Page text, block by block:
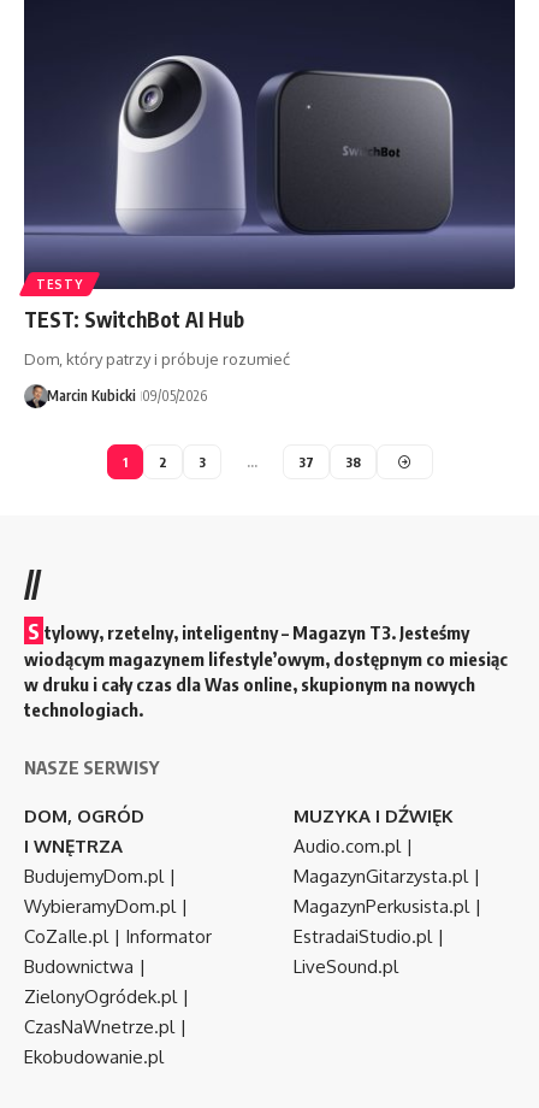
TESTY
TEST: SwitchBot AI Hub
Dom, który patrzy i próbuje rozumieć
Marcin Kubicki 09/05/2026
1 2 3 37 38
//
S tylowy, rzetelny, inteligentny – Magazyn T3. Jesteśmy
wiodącym magazynem lifestyle’owym, dostępnym co miesiąc
w druku i cały czas dla Was online, skupionym na nowych
technologiach.
NASZE SERWISY
DOM, OGRÓD
I WNĘTRZA
BudujemyDom.pl|
WybieramyDom.pl|
CoZaIle.pl| Informator
Budownictwa |
ZielonyOgródek.pl|
CzasNaWnetrze.pl|
Ekobudowanie.pl
MUZYKA I DŹWIĘK
Audio.com.pl|
MagazynGitarzysta.pl|
MagazynPerkusista.pl|
EstradaiStudio.pl|
LiveSound.pl